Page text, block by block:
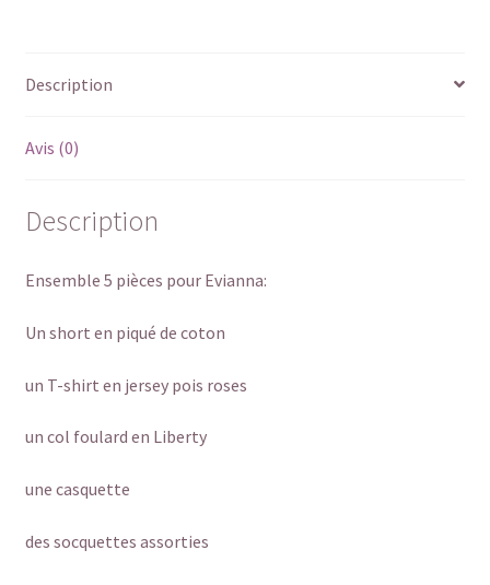
Description
Avis (0)
Description
Ensemble 5 pièces pour Evianna:
Un short en piqué de coton
un T-shirt en jersey pois roses
un col foulard en Liberty
une casquette
des socquettes assorties